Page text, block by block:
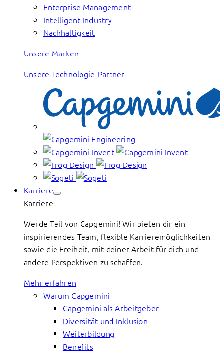
Enterprise Management
Intelligent Industry
Nachhaltigkeit
Unsere Marken
Unsere Technologie-Partner
Karriere
Karriere
Werde Teil von Capgemini! Wir bieten dir ein
inspirierendes Team, flexible Karrieremöglichkeiten
sowie die Freiheit, mit deiner Arbeit für dich und
andere Perspektiven zu schaffen.
Mehr erfahren
Warum Capgemini
Capgemini als Arbeitgeber
Diversität und Inklusion
Weiterbildung
Benefits